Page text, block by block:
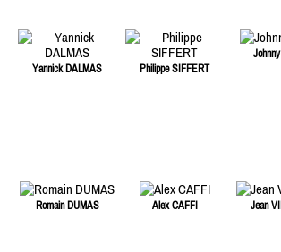
Yannick DALMAS Philippe SIFFERT
Romain DUMAS Alex CAFFI
Jean